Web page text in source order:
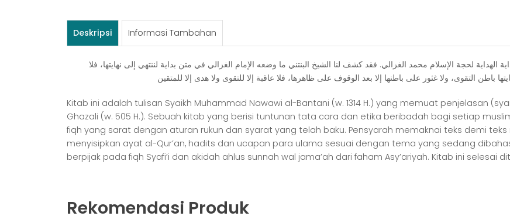
Deskripsi Informasi Tambahan
ﻟﺤﺠﺔ ﺍﻹﺳﻼﻡ ﻣﺤﻤﺪ ﺍﻟﻐﺰﺍﻟﻲ. ﻓﻘﺪ ﻛﺸﻒ ﻟﻨﺎ ﺍﻟﺸﻴﺦ ﺍﻟﺒﻨﺘﻨﻲ ﻣﺎ ﻭﺿﻌﻪ ﺍﻹﻣﺎﻡ ﺍﻟﻐﺰﺍﻟﻲ ﻓﻲ ﻣﺘﻦ ﺑﺪﺍﻳﺔ ﻟﻨﻨﺘﻬﻲ ﺇﻟﻰ ﻧﻬﺎﻳﺘﻬﺎ، ﻓﻼ
Kitab ini adalah tulisan Syaikh Muhammad Nawawi al-Bantani (w. 1314 H.) yang memuat penjelasan
Ghazali (w. 505 H.). Sebuah kitab yang berisi tuntunan tata cara dan etika beribadah bagi setiap
fiqh yang sarat dengan aturan rukun dan syarat yang telah baku. Pensyarah memaknai teks demi
menyisipkan ayat al-Qur’an, hadits dan ucapan para ulama sesuai dengan tema yang sedang
berpijak pada fiqh Syafi’i dan akidah ahlus sunnah wal jama’ah dari faham Asy’ariyah. Kitab ini selesai
Rekomendasi Produk